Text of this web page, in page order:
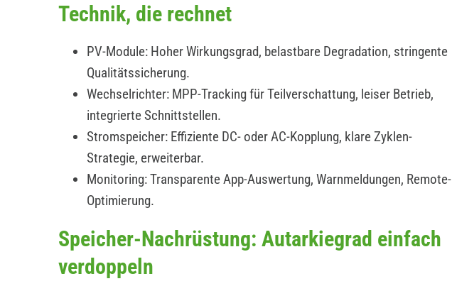
Technik, die rechnet
PV-Module: Hoher Wirkungsgrad, belastbare Degradation, stringente
Qualitätssicherung.
Wechselrichter: MPP-Tracking für Teilverschattung, leiser Betrieb,
integrierte Schnittstellen.
Stromspeicher: Effiziente DC- oder AC-Kopplung, klare Zyklen-
Strategie, erweiterbar.
Monitoring: Transparente App-Auswertung, Warnmeldungen, Remote-
Optimierung.
Speicher-Nachrüstung: Autarkiegrad einfach
verdoppeln